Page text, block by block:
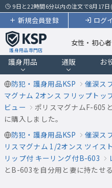
9日と22時間6分以内の注文で8月17
ログ
新規会員登録
護身用品専門店
女性・初心
護身用品 通販 お
防犯・護身用品KSP 催涙ス
マグナム 2オンス フリップトッ
ビュー
ポリスマグナムF-605
に購入しました。
防犯・護身用品KSP
催涙ス
リスマグナム 1/2オンス ツイス
リップ付 キーリング付B-603
とB-603を自分用と妻に持たせ